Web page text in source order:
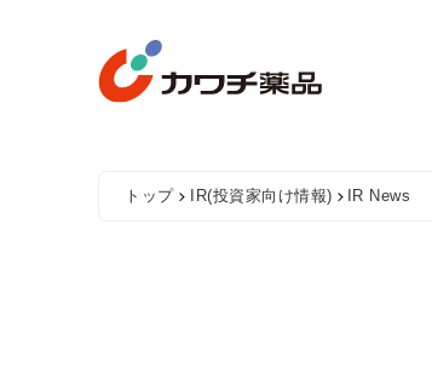
トップ IR(投資家向け情報) IR News